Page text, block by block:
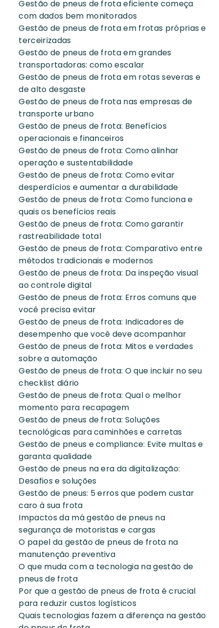
Gestão de pneus de frota eficiente começa
com dados bem monitorados
Gestão de pneus de frota em frotas próprias e
terceirizadas
Gestão de pneus de frota em grandes
transportadoras: como escalar
Gestão de pneus de frota em rotas severas e
de alto desgaste
Gestão de pneus de frota nas empresas de
transporte urbano
Gestão de pneus de frota: Benefícios
operacionais e financeiros
Gestão de pneus de frota: Como alinhar
operação e sustentabilidade
Gestão de pneus de frota: Como evitar
desperdícios e aumentar a durabilidade
Gestão de pneus de frota: Como funciona e
quais os benefícios reais
Gestão de pneus de frota: Como garantir
rastreabilidade total
Gestão de pneus de frota: Comparativo entre
métodos tradicionais e modernos
Gestão de pneus de frota: Da inspeção visual
ao controle digital
Gestão de pneus de frota: Erros comuns que
você precisa evitar
Gestão de pneus de frota: Indicadores de
desempenho que você deve acompanhar
Gestão de pneus de frota: Mitos e verdades
sobre a automação
Gestão de pneus de frota: O que incluir no seu
checklist diário
Gestão de pneus de frota: Qual o melhor
momento para recapagem
Gestão de pneus de frota: Soluções
tecnológicas para caminhões e carretas
Gestão de pneus e compliance: Evite multas e
garanta qualidade
Gestão de pneus na era da digitalização:
Desafios e soluções
Gestão de pneus: 5 erros que podem custar
caro à sua frota
Impactos da má gestão de pneus na
segurança de motoristas e cargas
O papel da gestão de pneus de frota na
manutenção preventiva
O que muda com a tecnologia na gestão de
pneus de frota
Por que a gestão de pneus de frota é crucial
para reduzir custos logísticos
Quais tecnologias fazem a diferença na gestão